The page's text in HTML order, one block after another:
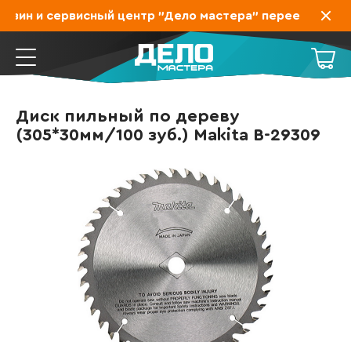
и сервисный центр "Дело мастера" переехал на
Диск пильный по дереву
(305*30мм/100 зуб.) Makita B-29309